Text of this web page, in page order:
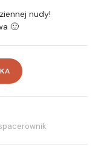
nudy!
🙂